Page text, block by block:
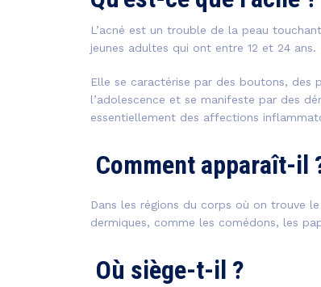
L’acné est un trouble de la peau
jeunes adultes qui ont entre 12 et 24 ans.
Elle se caractérise par des boutons, des
l’adolescence et se manifeste par des
essentiellement des affections
Comment apparaît-il
Dans les régions du corps où on trouve
dermiques, comme les comédons, les
Où siège-t-il ?